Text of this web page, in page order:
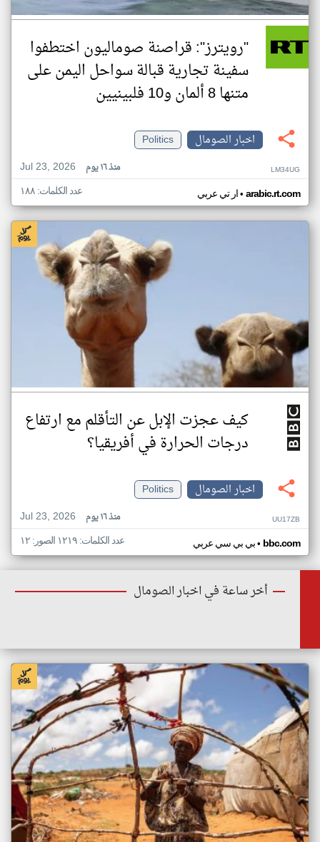
"رويترز": قراصنة صوماليون اختطفوا
سفينة تجارية قبالة سواحل اليمن على
متنها 8 ألمان و10 فلبينيين
اخبار الصومال
Politics
Jul 23, 2026
منذ ١٦ يوم LM34UG
ار تي عربي• arabic.rt.com عدد الكلمات: ١٨٨
كيف عجزت الإبل عن التأقلم مع ارتفاع
درجات الحرارة في أفريقيا؟
اخبار الصومال
Politics
Jul 23, 2026
منذ ١٦ يوم UU17ZB
بي بي سي عربي• bbc.com عدد الكلمات: ١٢١٩ الصور: ١٢
أخر ساعة في اخبار الصومال